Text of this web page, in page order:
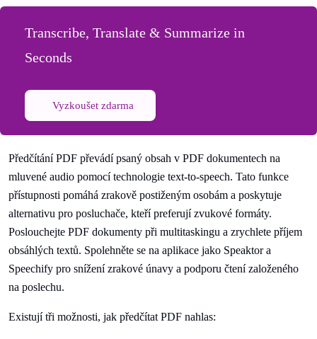
Transcribe, Translate & Summarize in
Seconds
Vyzkoušet zdarma
Předčítání PDF převádí psaný obsah v PDF dokumentech na
mluvené audio pomocí technologie text-to-speech. Tato funkce
přístupnosti pomáhá zrakově postiženým osobám a poskytuje
alternativu pro posluchače, kteří preferují zvukové formáty.
Poslouchejte PDF dokumenty při multitaskingu a zrychlete příjem
obsáhlých textů. Spolehněte se na aplikace jako Speaktor a
Speechify pro snížení zrakové únavy a podporu čtení založeného
na poslechu.
Existují tři možnosti, jak předčítat PDF nahlas: